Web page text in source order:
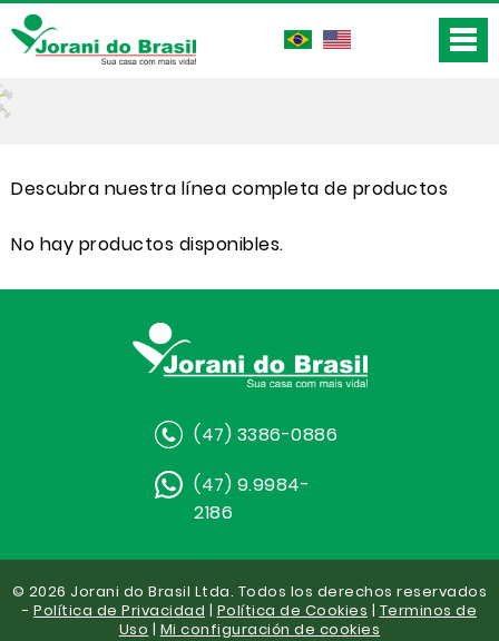
Descubra nuestra línea completa de productos
No hay productos disponibles.
(47) 3386-0886
(47) 9.9984-
2186
© 2026 Jorani do Brasil Ltda. Todos los derechos reservados
- Política de Privacidad | Política de Cookies | Terminos de
Uso | Mi configuración de cookies